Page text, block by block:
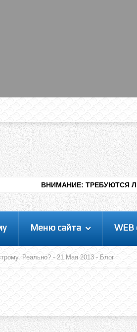
Здравствуйте уважаемыйГость
пользоваться данной панелью
управления, вам необходимо
авторизоваться на сайте под
логином, либо пройти
ТРЕБУЮТСЯ ЛЮДИ ДЛЯ
Меню сайта WEB
Реально? - 21 Мая 2013 - Блог